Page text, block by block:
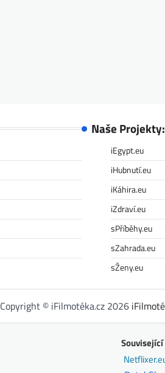
Naše Projekty:
iEgypt.eu
iHubnutí.eu
iKáhira.eu
iZdraví.eu
sPříběhy.eu
sZahrada.eu
sŽeny.eu
Copyright © iFilmotéka.cz 2026